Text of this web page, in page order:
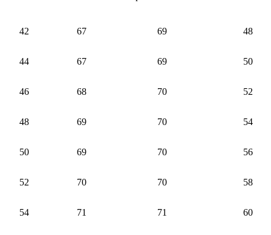
42 67 69 48
44 67 69 50
46 68 70 52
48 69 70 54
50 69 70 56
52 70 70 58
54 71 71 60